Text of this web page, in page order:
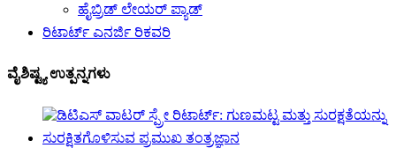
ಹೈಬ್ರಿಡ್ ಲೇಯರ್ ಪ್ಯಾಡ್
ರಿಟಾರ್ಟ್ ಎನರ್ಜಿ ರಿಕವರಿ
ವೈಶಿಷ್ಟ್ಯ ಉತ್ಪನ್ನಗಳು